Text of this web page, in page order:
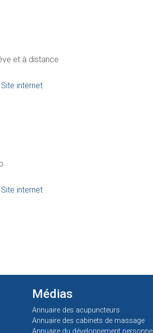
et à distance
Site internet
Site internet
Médias
Annuaire des acupuncteurs
Annuaire des cabinets de massage
Annuaire du développement personnel